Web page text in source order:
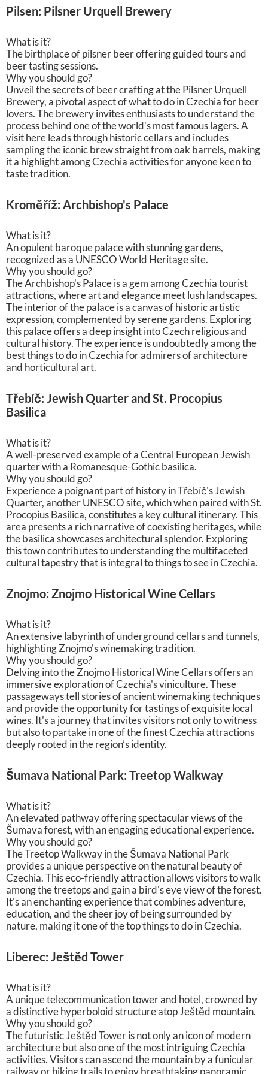
стории и легенды старой Праги
Путешествие с призраком Старого Города
Тайны старой Праги: прогулка по Старому Городу
Вышеград: сокровища и легенды старой крепости
Эти самостоятельные экскурсии позволяют исследов
ать достопримечательности Чешской Республики в с
воём темпе.
Pilsen: Pilsner Urquell Brewery
What is it?
The birthplace of pilsner beer offering guided tours and
beer tasting sessions.
Why you should go?
Unveil the secrets of beer crafting at the Pilsner Urquell
Brewery, a pivotal aspect of what to do in Czechia for beer
lovers. The brewery invites enthusiasts to understand the
process behind one of the world's most famous lagers. A
visit here leads through historic cellars and includes
sampling the iconic brew straight from oak barrels, making
it a highlight among Czechia activities for anyone keen to
taste tradition.
Kroměříž: Archbishop's Palace
What is it?
An opulent baroque palace with stunning gardens,
recognized as a UNESCO World Heritage site.
Why you should go?
The Archbishop's Palace is a gem among Czechia tourist
attractions, where art and elegance meet lush landscapes.
The interior of the palace is a canvas of historic artistic
expression, complemented by serene gardens. Exploring
this palace offers a deep insight into Czech religious and
cultural history. The experience is undoubtedly among the
best things to do in Czechia for admirers of architecture
and horticultural art.
Třebíč: Jewish Quarter and St. Procopius
Basilica
What is it?
A well-preserved example of a Central European Jewish
quarter with a Romanesque-Gothic basilica.
Why you should go?
Experience a poignant part of history in Třebíč's Jewish
Quarter, another UNESCO site, which when paired with St.
Procopius Basilica, constitutes a key cultural itinerary. This
area presents a rich narrative of coexisting heritages, while
the basilica showcases architectural splendor. Exploring
this town contributes to understanding the multifaceted
cultural tapestry that is integral to things to see in Czechia.
Znojmo: Znojmo Historical Wine Cellars
What is it?
An extensive labyrinth of underground cellars and tunnels,
highlighting Znojmo's winemaking tradition.
Why you should go?
Delving into the Znojmo Historical Wine Cellars offers an
immersive exploration of Czechia's viniculture. These
passageways tell stories of ancient winemaking techniques
and provide the opportunity for tastings of exquisite local
wines. It's a journey that invites visitors not only to witness
but also to partake in one of the finest Czechia attractions
deeply rooted in the region’s identity.
Šumava National Park: Treetop Walkway
What is it?
An elevated pathway offering spectacular views of the
Šumava forest, with an engaging educational experience.
Why you should go?
The Treetop Walkway in the Šumava National Park
provides a unique perspective on the natural beauty of
Czechia. This eco-friendly attraction allows visitors to walk
among the treetops and gain a bird's eye view of the forest.
It's an enchanting experience that combines adventure,
education, and the sheer joy of being surrounded by
nature, making it one of the top things to do in Czechia.
Liberec: Ještěd Tower
What is it?
A unique telecommunication tower and hotel, crowned by
a distinctive hyperboloid structure atop Ještěd mountain.
Why you should go?
The futuristic Ještěd Tower is not only an icon of modern
architecture but also one of the most intriguing Czechia
activities. Visitors can ascend the mountain by a funicular
railway or hiking trails to enjoy breathtaking panoramic